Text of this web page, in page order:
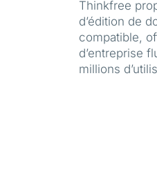
Thinkfree
d’édition de
compatible,
d’entreprise
millions